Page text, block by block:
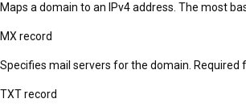
Maps a domain to an IPv4 address. The most
MX record
Specifies mail servers for the domain. Required
TXT record